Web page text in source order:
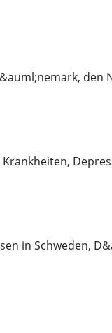
den
in Schweden,